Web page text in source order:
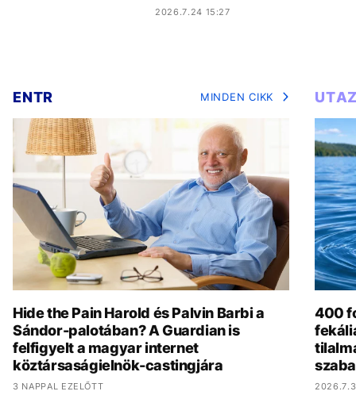
2026.7.24 15:27
ENTR MINDEN CIKK
Hide the Pain Harold és Palvin Barbi a
Sándor-palotában? A Guardian is
felfigyelt a magyar internet
köztársaságielnök-castingjára
3 NAPPAL EZELŐTT
400